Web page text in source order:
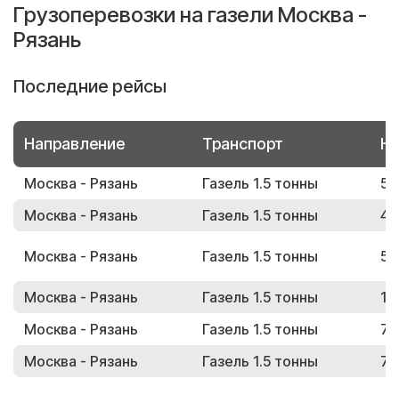
Грузоперевозки на газели Москва -
Рязань
Последние рейсы
Направление Транспорт
Москва - Рязань Газель 1.5 тонны
Москва - Рязань
Газель 1.5 тонны
Москва - Рязань Газель 1.5 тонны
Москва - Рязань Газель 1.5 тонны
Москва - Рязань
Газель 1.5 тонны
Москва - Рязань
Газель 1.5 тонны